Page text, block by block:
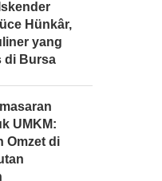
Hünkâr,
yang
di Bursa
UMKM:
Omzet di